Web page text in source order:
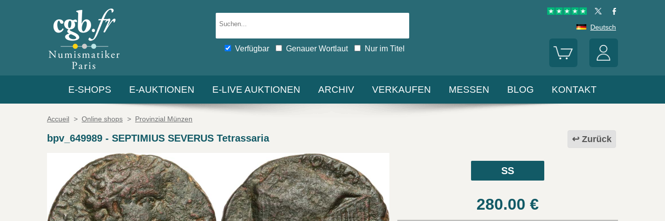
Verfügbar Genauer Wortlaut Nur im Titel
Deutsch
E-SHOPS E-AUKTIONEN E-LIVE AUKTIONEN ARCHIV VERKAUFEN MESSEN BLOG KONTAKT
Accueil > Online shops > Provinzial Münzen
Zurück
bpv_649989 - SEPTIMIUS SEVERUS Tetrassaria
SS
280.00 €